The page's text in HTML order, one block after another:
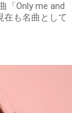
「Only me and
在も名曲として